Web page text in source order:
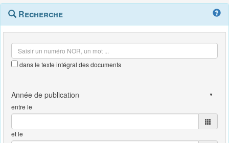
Navigation
outils
Menu
contextuel
Recherche
dans le texte intégral des documents
entre le
et le